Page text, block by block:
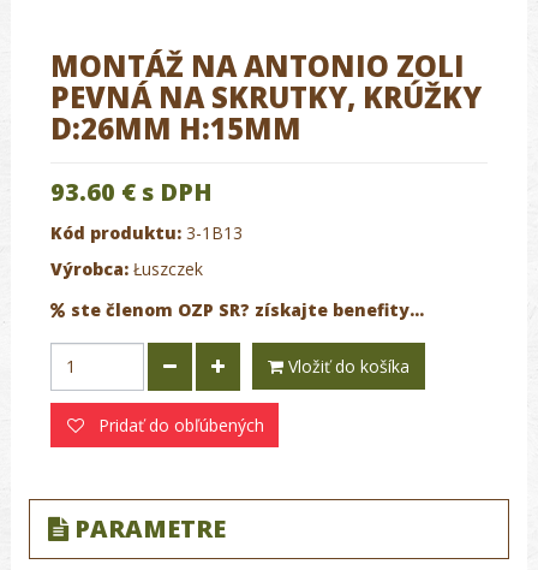
MONTÁŽ NA ANTONIO ZOLI
PEVNÁ NA SKRUTKY, KRÚŽKY
D:26MM H:15MM
93.60 € s DPH
Kód produktu: 3-1B13
Výrobca: Łuszczek
ste členom OZP SR? získajte benefity...
Vložiť do košíka
Pridať do obľúbených
PARAMETRE